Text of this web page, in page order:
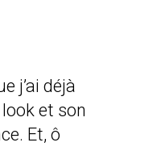
j’ai déjà
et son
Et, ô